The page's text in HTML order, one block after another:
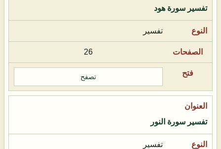
تفسير سورة هود
تفسير
26
تصفح
تفسير سورة النور
تفسير